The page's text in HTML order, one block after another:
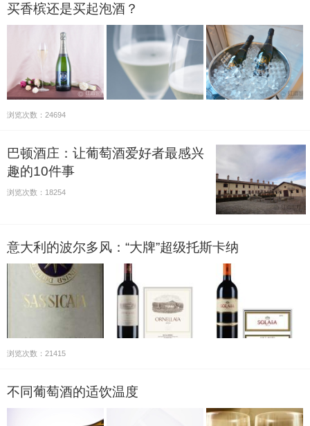
买香槟还是买起泡酒？
浏览次数：24694
巴顿酒庄：让葡萄酒爱好者最感兴
趣的10件事
浏览次数：18254
意大利的波尔多风：“大牌”超级托斯卡纳
浏览次数：21415
不同葡萄酒的适饮温度